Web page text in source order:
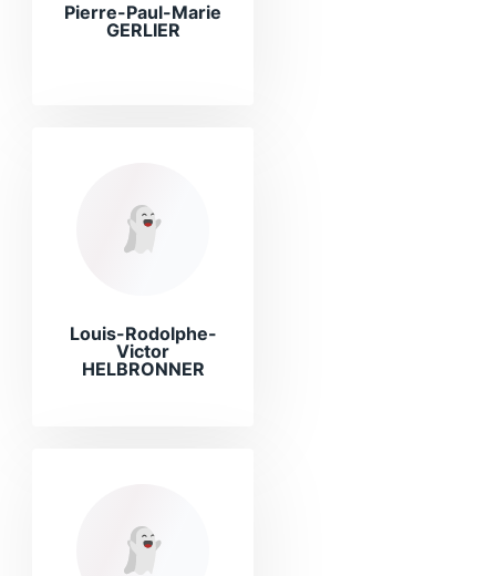
Pierre-Paul-Marie
GERLIER
Louis-Rodolphe-
Victor
HELBRONNER